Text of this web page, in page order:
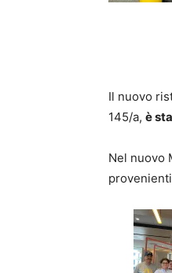
Il nuovo
145/a, è
Nel nuovo